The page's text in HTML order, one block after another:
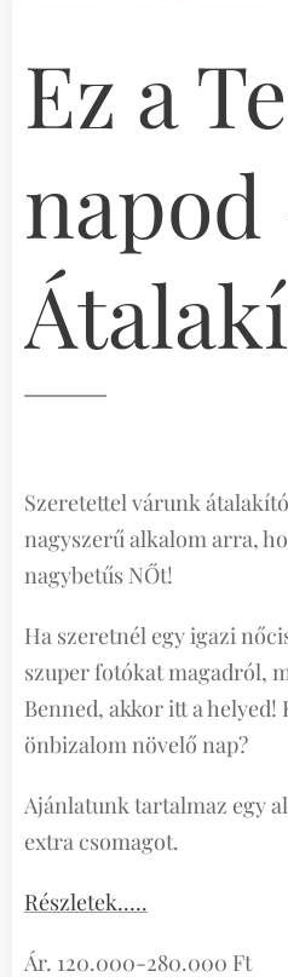
Ez a Te
Szeretettel várunk
nagyszerű alkalom arra,
nagybetűs NŐt!
Ha szeretnél egy igazi
szuper fotókat magadról,
Benned, akkor itt a
önbizalom növelő nap?
Ajánlatunk tartalmaz egy
extra csomagot.
Részletek.....
Ár. 120.000-280.000 Ft